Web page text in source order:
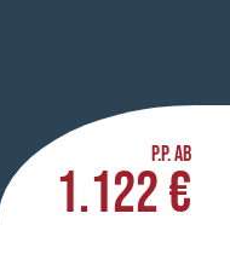
P.P. AB
1.122 €